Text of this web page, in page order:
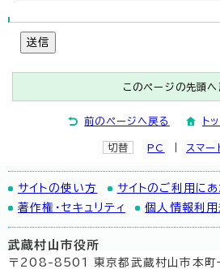
送信
このページの先頭へ
前のページへ戻る ト
切替 PC スマー
サイトの使い方
サイトのご利用にあ
著作権・セキュリティ
個人情報利用
武蔵村山市役所
〒208-8501 東京都武蔵村山市本